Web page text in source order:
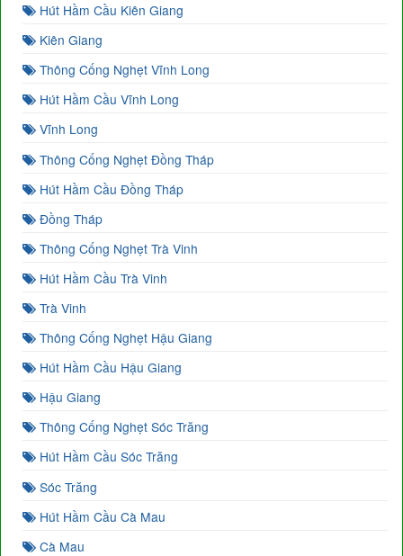
Hút Hầm Cầu Kiên Giang
Kiên Giang
Thông Cống Nghẹt Vĩnh Long
Hút Hầm Cầu Vĩnh Long
Vĩnh Long
Thông Cống Nghẹt Đồng Tháp
Hút Hầm Cầu Đồng Tháp
Đồng Tháp
Thông Cống Nghẹt Trà Vinh
Hút Hầm Cầu Trà Vinh
Trà Vinh
Thông Cống Nghẹt Hậu Giang
Hút Hầm Cầu Hậu Giang
Hậu Giang
Thông Cống Nghẹt Sóc Trăng
Hút Hầm Cầu Sóc Trăng
Sóc Trăng
Hút Hầm Cầu Cà Mau
Cà Mau